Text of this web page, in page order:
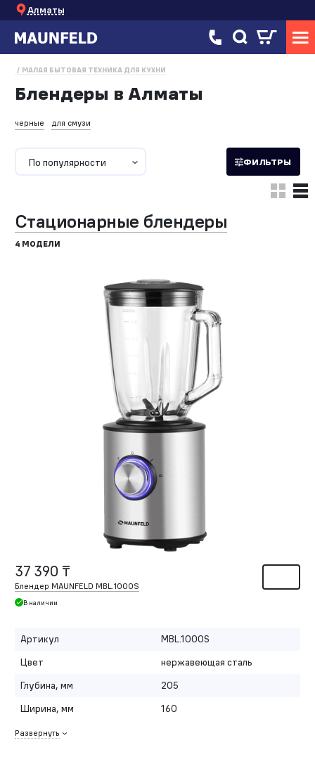
Алматы
МАЛАЯ БЫТОВАЯ ТЕХНИКА ДЛЯ КУХНИ
Блендеры в Алматы
черные для смузи
По популярности ФИЛЬТРЫ
Стационарные блендеры
4 МОДЕЛИ
37 390 ₸
Блендер MAUNFELD MBL.1000S
В наличии
Артикул
MBL.1000S
Цвет
нержавеющая сталь
Глубина, мм
205
Ширина, мм
160
Развернуть